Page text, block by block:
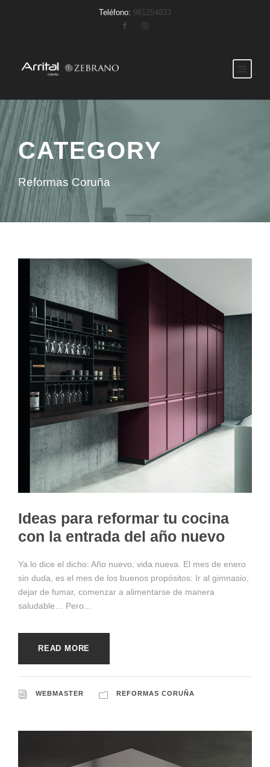
Teléfono: 981254833
CATEGORY
Reformas Coruña
Ideas para reformar tu cocina
con la entrada del año nuevo
Ya lo dice el dicho: Año nuevo, vida nueva. El mes de enero
sin duda, es el mes de los buenos propósitos: Ir al gimnasio,
dejar de fumar, comenzar a alimentarse de manera
saludable… Pero...
READ MORE
WEBMASTER REFORMAS CORUÑA